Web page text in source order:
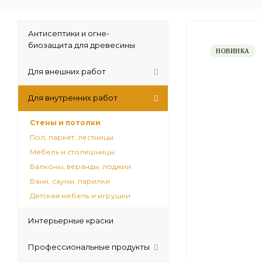
НОВИНКА
Антисептики и огне-
биозащита для древесины
Для внешних работ
Для внутренних работ
Стены и потолки
Пол, паркет, лестницы
Мебель и столешницы
Балконы, веранды, лоджии
Бани, сауны, парилки
Детская мебель и игрушки
Интерьерные краски
Профессиональные продукты